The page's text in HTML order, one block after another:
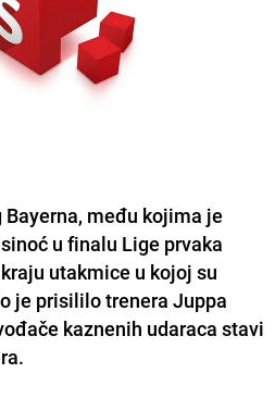
među kojima je
u finalu Lige prvaka
utakmice u kojoj su
je prisililo trenera Juppa
kaznenih udaraca stavi
.